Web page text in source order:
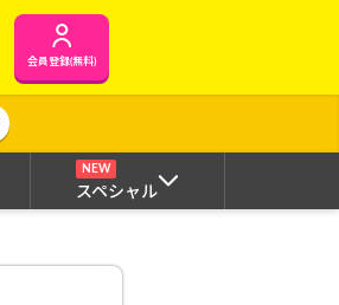
会員登録(無料)
NEW
スペシャル